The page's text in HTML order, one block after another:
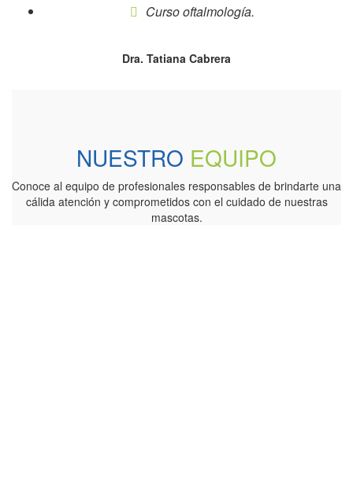
Curso oftalmología.
Dra. Tatiana Cabrera
NUESTRO EQUIPO
Conoce al equipo de profesionales responsables de brindarte una
cálida atención y comprometidos con el cuidado de nuestras
mascotas.